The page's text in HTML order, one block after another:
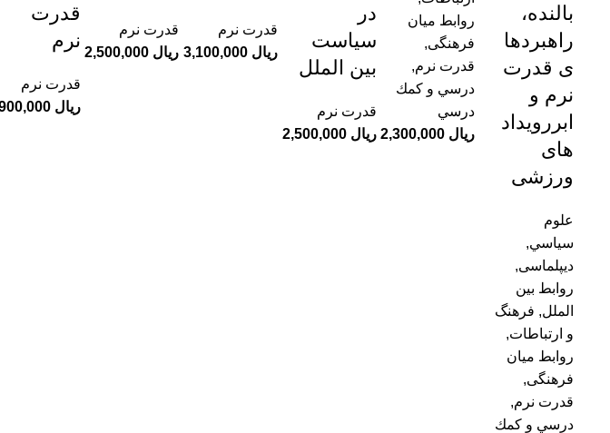
بالنده،
راهبردها
ی قدرت
نرم و
ابررویداد
های
ورزشی
علوم
سياسي,
دیپلماسی,
روابط بین
الملل, فرهنگ
و ارتباطات,
روابط میان
فرهنگی,
قدرت نرم,
درسي و كمك
روابط میان
فرهنگی,
قدرت نرم,
درسي و كمك
درسي
ریال
در
سیاست
بین الملل
قدرت نرم
ریال
قدرت نرم
ریال
قدرت نرم
ریال
قدرت
نرم
قدرت نرم
ریال